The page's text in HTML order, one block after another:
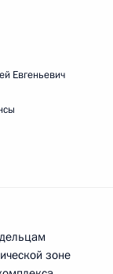
Евгеньевич
зоне